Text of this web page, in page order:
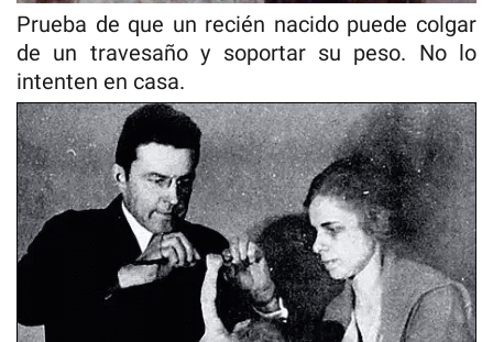
Prueba de que un recién nacido puede colgar
de un travesaño y soportar su peso. No lo
intenten en casa.